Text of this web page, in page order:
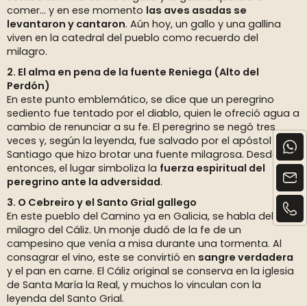
comer... y en ese momento las aves asadas se
levantaron y cantaron. Aún hoy, un gallo y una gallina
viven en la catedral del pueblo como recuerdo del
milagro.
2. El alma en pena de la fuente Reniega (Alto del
Perdón)
En este punto emblemático, se dice que un peregrino
sediento fue tentado por el diablo, quien le ofreció agua a
cambio de renunciar a su fe. El peregrino se negó tres
veces y, según la leyenda, fue salvado por el apóstol
Santiago que hizo brotar una fuente milagrosa. Desde
entonces, el lugar simboliza la fuerza espiritual del
peregrino ante la adversidad.
3. O Cebreiro y el Santo Grial gallego
En este pueblo del Camino ya en Galicia, se habla del
milagro del Cáliz. Un monje dudó de la fe de un
campesino que venía a misa durante una tormenta. Al
consagrar el vino, este se convirtió en sangre verdadera
y el pan en carne. El Cáliz original se conserva en la iglesia
de Santa María la Real, y muchos lo vinculan con la
leyenda del Santo Grial.